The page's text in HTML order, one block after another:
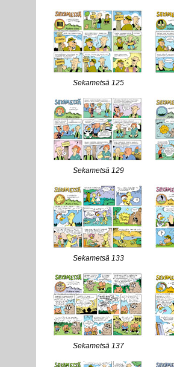
Sekametsä 125
Sekametsä 129
Sekametsä 133
Sekametsä 137